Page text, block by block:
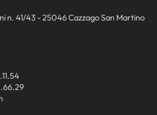
n. 41/43 - 25046 Cazzago San Martino